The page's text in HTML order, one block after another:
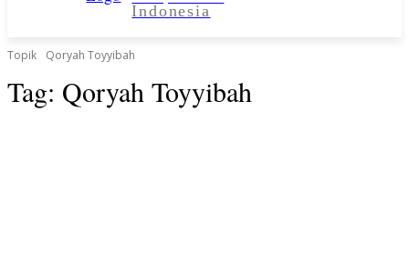
Indonesia
Topik Qoryah Toyyibah
Tag: Qoryah Toyyibah